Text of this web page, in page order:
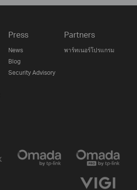
Press
News
Blog
Security Advisory
Partners
พาร์ทเนอร์โปรแกรม